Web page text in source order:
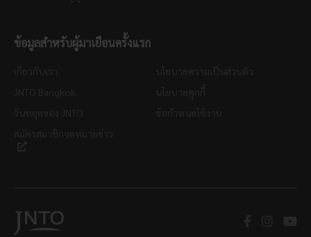
ข้อมูลสำหรับผู้มาเยือนครั้งแรก